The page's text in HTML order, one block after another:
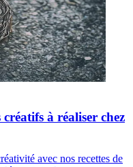
à réaliser chez
avec nos recettes de